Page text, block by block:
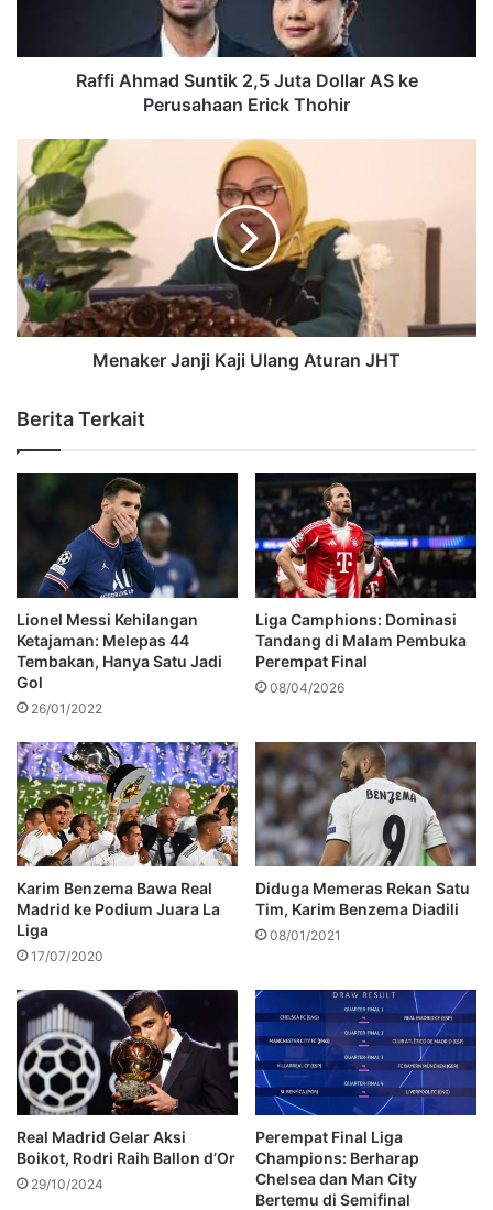
Raffi Ahmad Suntik 2,5 Juta Dollar AS ke
Perusahaan Erick Thohir
Menaker Janji Kaji Ulang Aturan JHT
Berita Terkait
Lionel Messi Kehilangan
Ketajaman: Melepas 44
Tembakan, Hanya Satu Jadi
Gol
26/01/2022
Liga Camphions: Dominasi
Tandang di Malam Pembuka
Perempat Final
08/04/2026
Karim Benzema Bawa Real
Madrid ke Podium Juara La
Liga
17/07/2020
Diduga Memeras Rekan Satu
Tim, Karim Benzema Diadili
08/01/2021
Real Madrid Gelar Aksi
Boikot, Rodri Raih Ballon d’Or
29/10/2024
Perempat Final Liga
Champions: Berharap
Chelsea dan Man City
Bertemu di Semifinal